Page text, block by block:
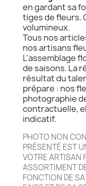
en gardant sa
tiges de fleurs.
volumineux.
Tous nos
nos artisans
L'assemblage
de saisons. La
résultat du
prépare : nos
photographie
contractuelle,
indicatif.
PHOTO NON
PRÉSENTÉ EST
VOTRE ARTISAN
ASSORTIMENT
FONCTION DE